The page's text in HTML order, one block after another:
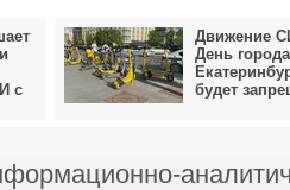
с
Движение
День города
будет